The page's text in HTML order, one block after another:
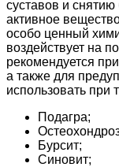
суставов и
активное
особо ценный
воздействует на
рекомендуется
а также для
использовать при
Подагра;
Бурсит;
Синовит;